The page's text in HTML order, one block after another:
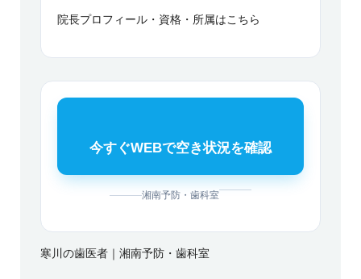
院長プロフィール・資格・所属はこちら
今すぐWEBで空き状況を確認
湘南予防・歯科室
寒川の歯医者｜湘南予防・歯科室